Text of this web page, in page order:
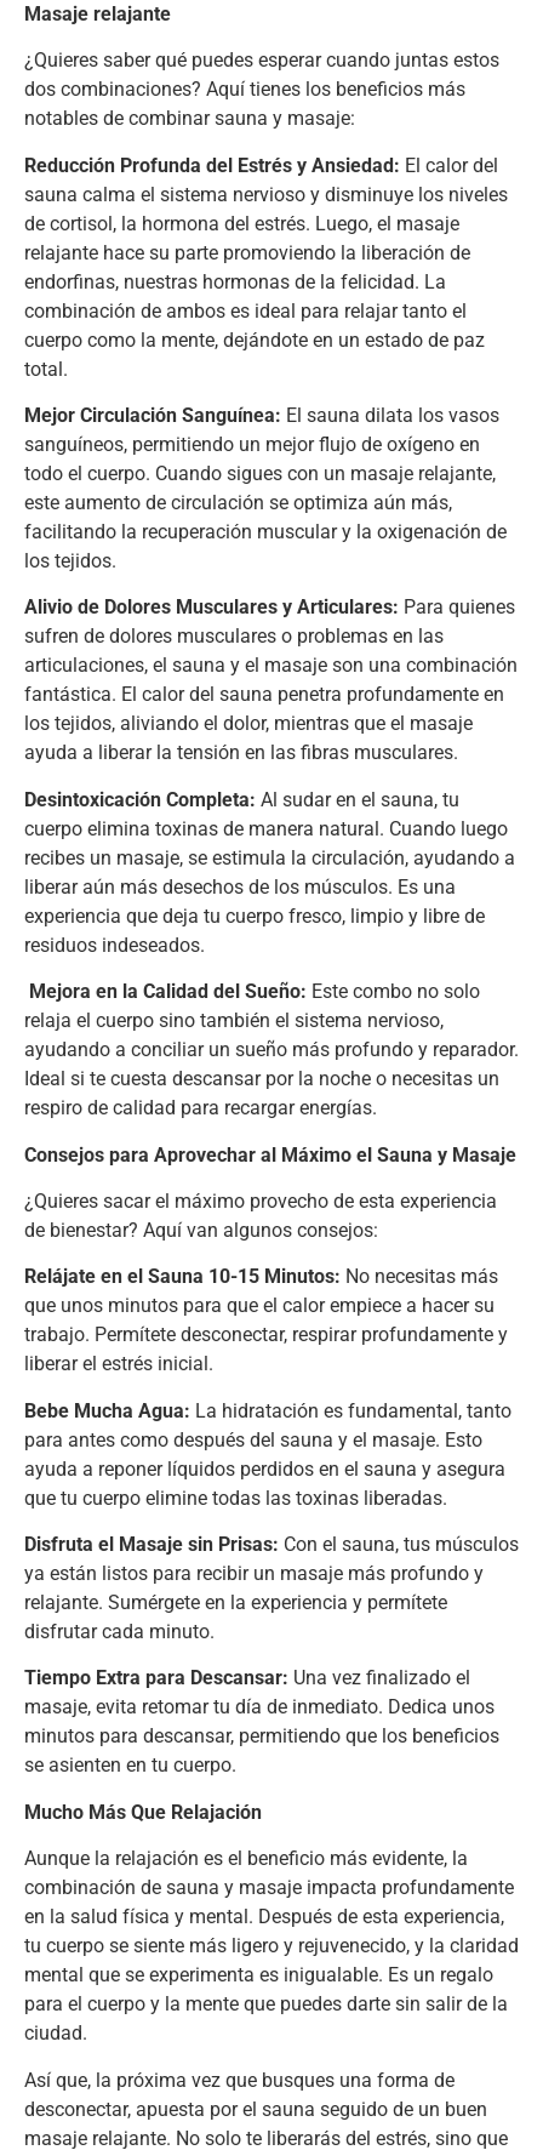
Masaje relajante
¿Quieres saber qué puedes esperar cuando juntas estos
dos combinaciones? Aquí tienes los beneficios más
notables de combinar sauna y masaje:
Reducción Profunda del Estrés y Ansiedad: El calor del
sauna calma el sistema nervioso y disminuye los niveles
de cortisol, la hormona del estrés. Luego, el masaje
relajante hace su parte promoviendo la liberación de
endorfinas, nuestras hormonas de la felicidad. La
combinación de ambos es ideal para relajar tanto el
cuerpo como la mente, dejándote en un estado de paz
total.
Mejor Circulación Sanguínea: El sauna dilata los vasos
sanguíneos, permitiendo un mejor flujo de oxígeno en
todo el cuerpo. Cuando sigues con un masaje relajante,
este aumento de circulación se optimiza aún más,
facilitando la recuperación muscular y la oxigenación de
los tejidos.
Alivio de Dolores Musculares y Articulares: Para quienes
sufren de dolores musculares o problemas en las
articulaciones, el sauna y el masaje son una combinación
fantástica. El calor del sauna penetra profundamente en
los tejidos, aliviando el dolor, mientras que el masaje
ayuda a liberar la tensión en las fibras musculares.
Desintoxicación Completa: Al sudar en el sauna, tu
cuerpo elimina toxinas de manera natural. Cuando luego
recibes un masaje, se estimula la circulación, ayudando a
liberar aún más desechos de los músculos. Es una
experiencia que deja tu cuerpo fresco, limpio y libre de
residuos indeseados.
Mejora en la Calidad del Sueño: Este combo no solo
relaja el cuerpo sino también el sistema nervioso,
ayudando a conciliar un sueño más profundo y reparador.
Ideal si te cuesta descansar por la noche o necesitas un
respiro de calidad para recargar energías.
Consejos para Aprovechar al Máximo el Sauna y Masaje
¿Quieres sacar el máximo provecho de esta experiencia
de bienestar? Aquí van algunos consejos:
Relájate en el Sauna 10-15 Minutos: No necesitas más
que unos minutos para que el calor empiece a hacer su
trabajo. Permítete desconectar, respirar profundamente y
liberar el estrés inicial.
Bebe Mucha Agua: La hidratación es fundamental, tanto
para antes como después del sauna y el masaje. Esto
ayuda a reponer líquidos perdidos en el sauna y asegura
que tu cuerpo elimine todas las toxinas liberadas.
Disfruta el Masaje sin Prisas: Con el sauna, tus músculos
ya están listos para recibir un masaje más profundo y
relajante. Sumérgete en la experiencia y permítete
disfrutar cada minuto.
Tiempo Extra para Descansar: Una vez finalizado el
masaje, evita retomar tu día de inmediato. Dedica unos
minutos para descansar, permitiendo que los beneficios
se asienten en tu cuerpo.
Mucho Más Que Relajación
Aunque la relajación es el beneficio más evidente, la
combinación de sauna y masaje impacta profundamente
en la salud física y mental. Después de esta experiencia,
tu cuerpo se siente más ligero y rejuvenecido, y la claridad
mental que se experimenta es inigualable. Es un regalo
para el cuerpo y la mente que puedes darte sin salir de la
ciudad.
Así que, la próxima vez que busques una forma de
desconectar, apuesta por el sauna seguido de un buen
masaje relajante. No solo te liberarás del estrés, sino que